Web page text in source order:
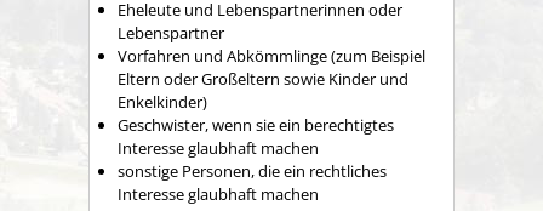
Eheleute und Lebenspartnerinnen oder
Lebenspartner
Vorfahren und Abkömmlinge (zum Beispiel
Eltern oder Großeltern sowie Kinder und
Enkelkinder)
Geschwister, wenn sie ein berechtigtes
Interesse glaubhaft machen
sonstige Personen, die ein rechtliches
Interesse glaubhaft machen